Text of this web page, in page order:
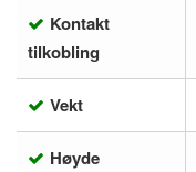
Kontakt
tilkobling
Vekt
Høyde